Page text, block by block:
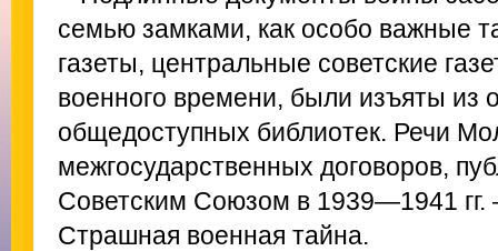
семью замками, как особо важные
газеты, центральные советские
военного времени, были изъяты из
общедоступных библиотек. Речи
межгосударственных договоров,
Советским Союзом в 1939—1941 гг.
Страшная военная тайна.